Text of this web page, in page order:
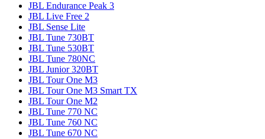
JBL Endurance Peak 3
JBL Live Free 2
JBL Sense Lite
JBL Tune 730BT
JBL Tune 530BT
JBL Tune 780NC
JBL Junior 320BT
JBL Tour One M3
JBL Tour One M3 Smart TX
JBL Tour One M2
JBL Tune 770 NC
JBL Tune 760 NC
JBL Tune 670 NC